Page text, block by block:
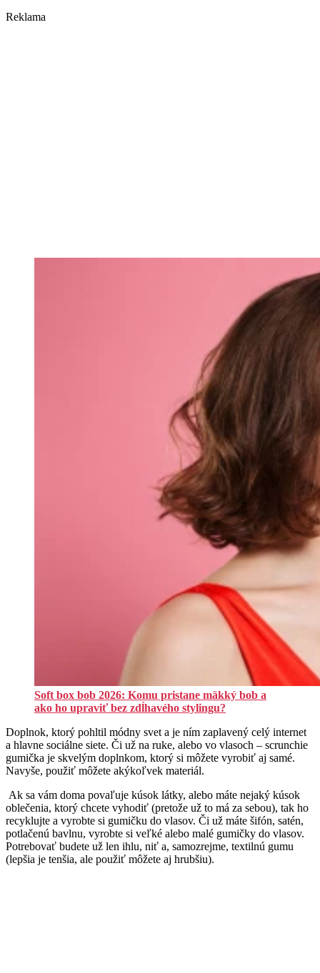
Reklama
Soft box bob 2026: Komu pristane mäkký bob a
ako ho upraviť bez zdĺhavého stylingu?
Doplnok, ktorý pohltil módny svet a je ním zaplavený celý internet
a hlavne sociálne siete. Či už na ruke, alebo vo vlasoch – scrunchie
gumička je skvelým doplnkom, ktorý si môžete vyrobiť aj samé.
Navyše, použiť môžete akýkoľvek materiál.
Ak sa vám doma povaľuje kúsok látky, alebo máte nejaký kúsok
oblečenia, ktorý chcete vyhodiť (pretože už to má za sebou), tak ho
recyklujte a vyrobte si gumičku do vlasov. Či už máte šifón, satén,
potlačenú bavlnu, vyrobte si veľké alebo malé gumičky do vlasov.
Potrebovať budete už len ihlu, niť a, samozrejme, textilnú gumu
(lepšia je tenšia, ale použiť môžete aj hrubšiu).